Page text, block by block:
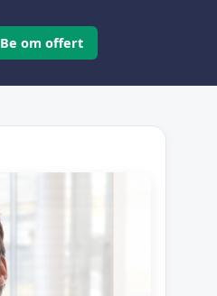
Be om offert